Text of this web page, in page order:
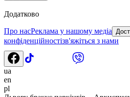
Додатково
Про насРеклама у нашому медіа
конфіденційностізв'яжіться з нами
ua
en
pl